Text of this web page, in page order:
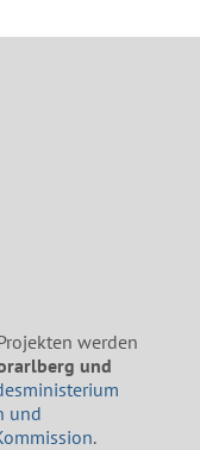
werden
und
und
.